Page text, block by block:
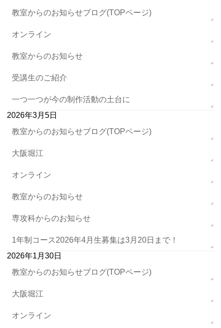
教室からのお知らせブログ(TOPページ)
オンライン
教室からのお知らせ
受講生のご紹介
一つ一つが今の制作活動の土台に
2026年3月5日
教室からのお知らせブログ(TOPページ)
大阪堀江
オンライン
教室からのお知らせ
専攻科からのお知らせ
1年制コース2026年4月生募集は3月20日まで！
2026年1月30日
教室からのお知らせブログ(TOPページ)
大阪堀江
オンライン